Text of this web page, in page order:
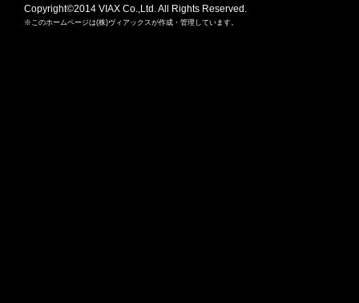
Copyright©2014 VIAX Co.,Ltd. All Rights Reserved.
※このホームページは(株)ヴィアックスが作成・管理しています。